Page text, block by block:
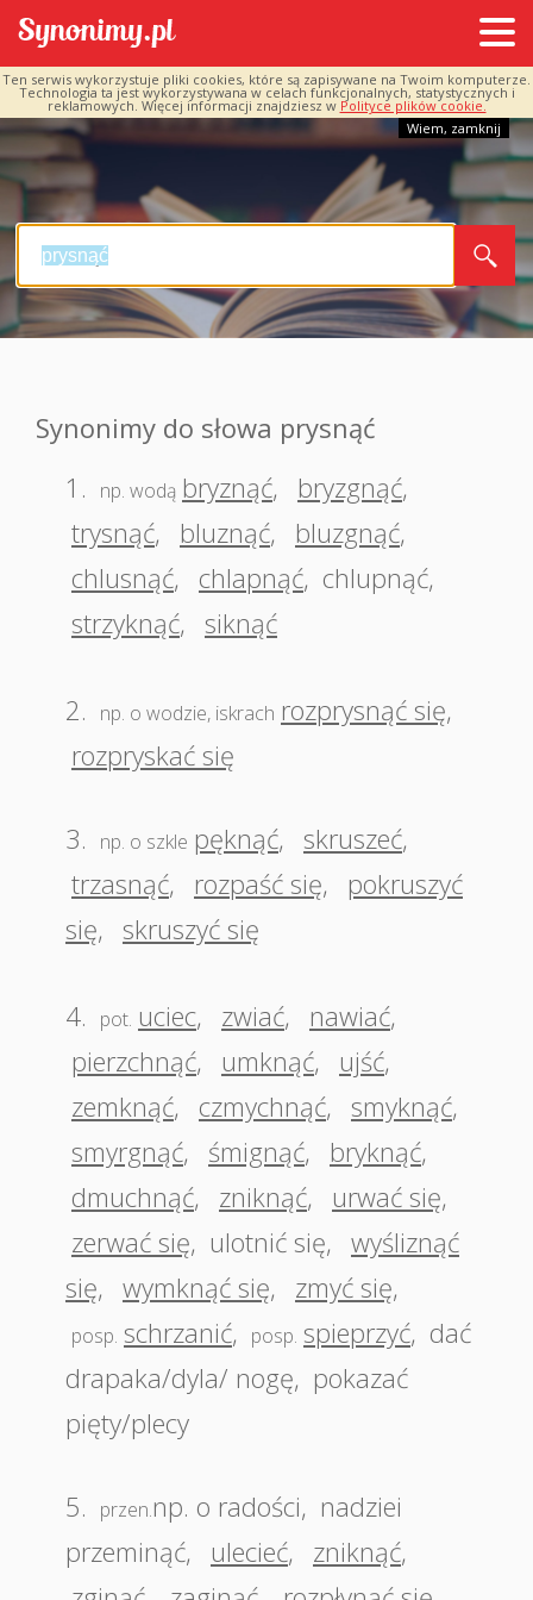
Ten serwis wykorzystuje pliki cookies, które są zapisywane na Twoim komputerze.
Technologia ta jest wykorzystywana w celach funkcjonalnych, statystycznych i
reklamowych. Więcej informacji znajdziesz w Polityce plików cookie.
Wiem, zamknij
Synonimy do słowa prysnąć
1.
np. wodą bryznąć, bryzgnąć,
trysnąć, bluznąć, bluzgnąć,
chlusnąć, chlapnąć, chlupnąć,
strzyknąć, siknąć
2. np. o wodzie, iskrach rozprysnąć się,
rozpryskać się
3. np. o szkle pęknąć, skruszeć,
trzasnąć, rozpaść się,
pokruszyć
się, skruszyć się
4. pot. uciec, zwiać, nawiać,
pierzchnąć, umknąć, ujść,
zemknąć, czmychnąć, smyknąć,
smyrgnąć, śmignąć, bryknąć,
dmuchnąć, zniknąć, urwać się,
zerwać się, ulotnić się, wyśliznąć
się, wymknąć się, zmyć się,
posp. schrzanić, posp. spieprzyć, dać
drapaka/dyla/ nogę, pokazać
pięty/plecy
5. przen.np. o radości, nadziei
przeminąć, ulecieć, zniknąć,